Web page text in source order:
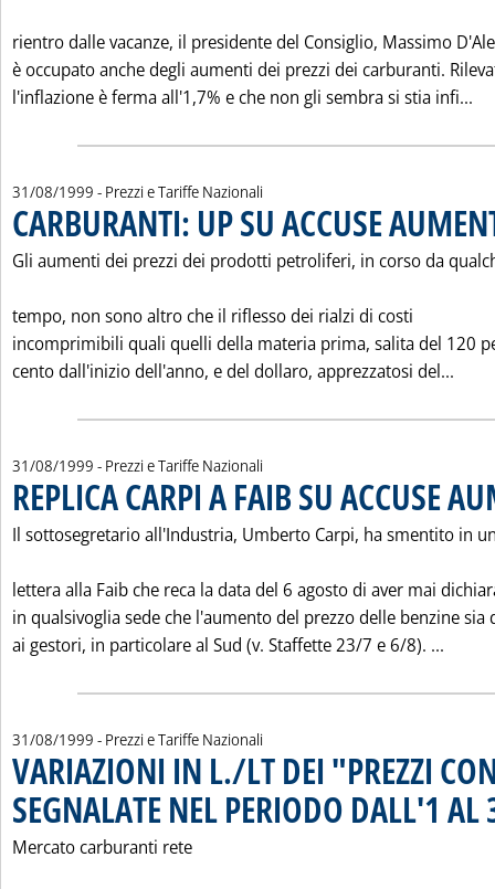
rientro dalle vacanze, il presidente del Consiglio, Massimo
è occupato anche degli aumenti dei prezzi dei carburanti.
l'inflazione è ferma all'1,7% e che non gli sembra si stia infi...
31/08/1999 - Prezzi e Tariffe Nazionali
CARBURANTI: UP SU ACCUSE
Gli aumenti dei prezzi dei prodotti petroliferi, in corso da
tempo, non sono altro che il riflesso dei rialzi di costi
incomprimibili quali quelli della materia prima, salita del 120
cento dall'inizio dell'anno, e del dollaro, apprezzatosi del...
31/08/1999 - Prezzi e Tariffe Nazionali
REPLICA CARPI A FAIB SU ACCUSE
Il sottosegretario all'Industria, Umberto Carpi, ha smentito in
lettera alla Faib che reca la data del 6 agosto di aver mai
in qualsivoglia sede che l'aumento del prezzo delle benzine sia
ai gestori, in particolare al Sud (v. Staffette 23/7 e 6/8). ...
31/08/1999 - Prezzi e Tariffe Nazionali
VARIAZIONI IN L./LT DEI "PREZZI
SEGNALATE NEL PERIODO DALL'1
Mercato carburanti rete